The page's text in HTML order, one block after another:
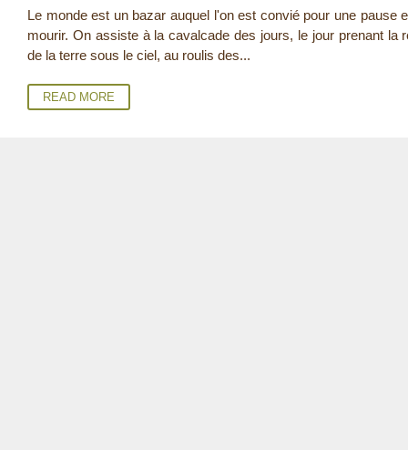
Le monde est un bazar auquel l'on est convié pour une pause
mourir. On assiste à la cavalcade des jours, le jour prenant la
de la terre sous le ciel, au roulis des...
READ MORE